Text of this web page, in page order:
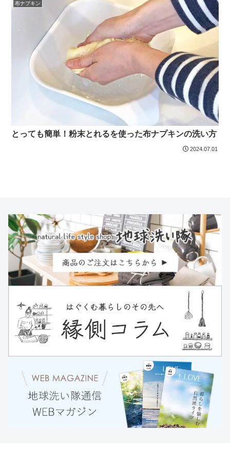
布ナプキン
とっても簡単！粉末とれるを使った布ナプキンの洗い方
2024.07.01